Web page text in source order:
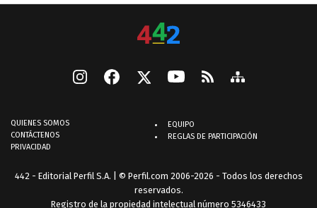
QUIENES SOMOS
CONTÁCTENOS
PRIVACIDAD
EQUIPO
REGLAS DE PARTICIPACIÓN
442 - Editorial Perfil S.A. | © Perfil.com 2006-2026 - Todos los derechos
reservados.
Registro de la propiedad intelectual número 5346433